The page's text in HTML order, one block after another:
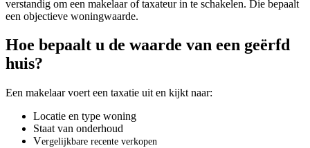
verstandig om een makelaar of taxateur in te schakelen. Die bepaalt
een objectieve woningwaarde.
Hoe bepaalt u de waarde van een geërfd
huis?
Een makelaar voert een taxatie uit en kijkt naar:
Locatie en type woning
Staat van onderhoud
Vergelijkbare recente verkopen